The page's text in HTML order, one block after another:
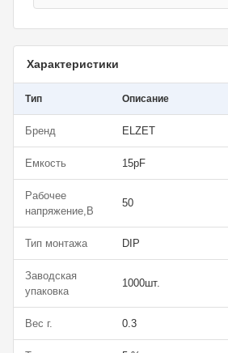
Характеристики
Тип Описание
Бренд ELZET
Емкость 15pF
Рабочее
напряжение,В
50
Тип монтажа DIP
Заводская
упаковка
1000шт.
Вес г. 0.3